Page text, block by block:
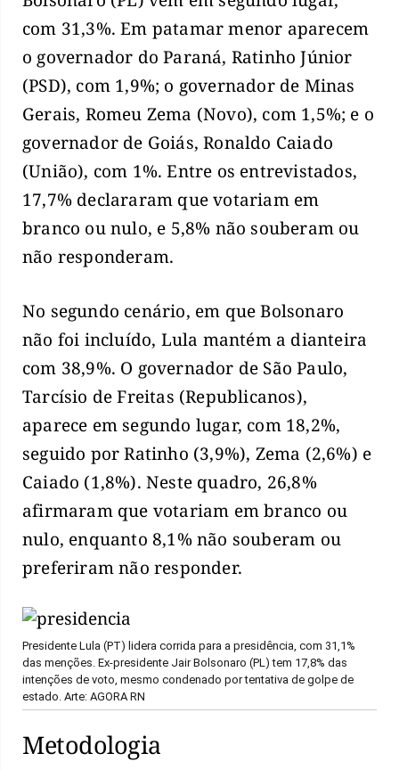
com 31,3%. Em patamar menor aparecem
o governador do Paraná, Ratinho Júnior
(PSD), com 1,9%; o governador de Minas
Gerais, Romeu Zema (Novo), com 1,5%; e o
governador de Goiás, Ronaldo Caiado
(União), com 1%. Entre os entrevistados,
17,7% declararam que votariam em
branco ou nulo, e 5,8% não souberam ou
não responderam.
No segundo cenário, em que Bolsonaro
não foi incluído, Lula mantém a dianteira
com 38,9%. O governador de São Paulo,
Tarcísio de Freitas (Republicanos),
aparece em segundo lugar, com 18,2%,
seguido por Ratinho (3,9%), Zema (2,6%) e
Caiado (1,8%). Neste quadro, 26,8%
afirmaram que votariam em branco ou
nulo, enquanto 8,1% não souberam ou
preferiram não responder.
Presidente Lula (PT) lidera corrida para a presidência, com 31,1%
das menções. Ex-presidente Jair Bolsonaro (PL) tem 17,8% das
intenções de voto, mesmo condenado por tentativa de golpe de
estado. Arte: AGORA RN
Metodologia